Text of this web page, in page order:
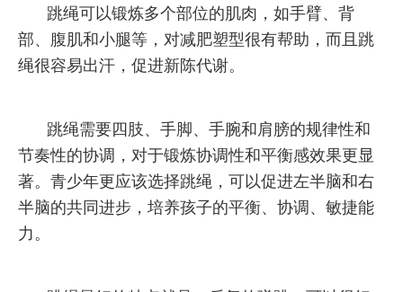
跳绳可以锻炼多个部位的肌肉，如手臂、背
部、腹肌和小腿等，对减肥塑型很有帮助，而且跳
绳很容易出汗，促进新陈代谢。
跳绳需要四肢、手脚、手腕和肩膀的规律性和
节奏性的协调，对于锻炼协调性和平衡感效果更显
著。青少年更应该选择跳绳，可以促进左半脑和右
半脑的共同进步，培养孩子的平衡、协调、敏捷能
力。